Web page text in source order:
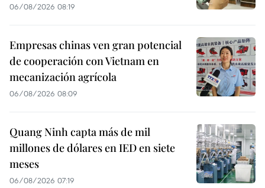
06/08/2026 08:19
Empresas chinas ven gran potencial
de cooperación con Vietnam en
mecanización agrícola
06/08/2026 08:09
Quang Ninh capta más de mil
millones de dólares en IED en siete
meses
06/08/2026 07:19